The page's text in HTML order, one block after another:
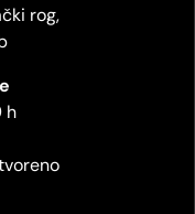
rog,
h